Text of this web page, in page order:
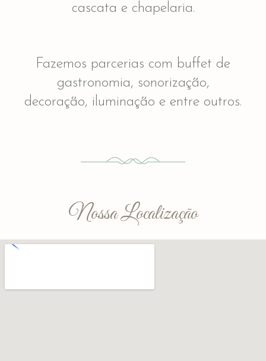
cascata e chapelaria.
Fazemos parcerias com buffet de
gastronomia, sonorização,
decoração, iluminação e entre outros.
Nossa Localização